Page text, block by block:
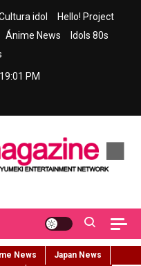
idol
Hello! Project
Ánime News
Idols 80s
PM
News
Japan News